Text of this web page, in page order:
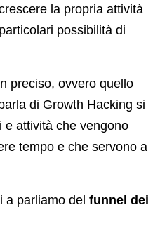
la propria attività
possibilità di
preciso, ovvero quello
di Growth Hacking si
e attività che vengono
tempo e che servono a
a parliamo del funnel dei